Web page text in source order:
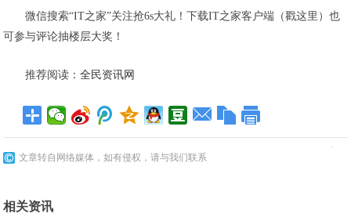
微信搜索“IT之家”关注抢6s大礼！下载IT之家客户端（戳这里）也
可参与评论抽楼层大奖！
推荐阅读：全民资讯网
文章转自网络媒体，如有侵权，请与我们联系
相关资讯